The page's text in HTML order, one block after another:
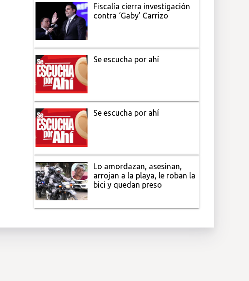
Fiscalía cierra investigación
contra ‘Gaby’ Carrizo
Se escucha por ahí
Se escucha por ahí
Lo amordazan, asesinan,
arrojan a la playa, le roban la
bici y quedan preso